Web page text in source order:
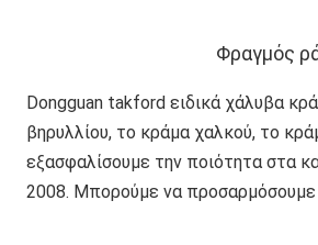
Φραγμός
Dongguan takford ειδικά χάλυβα
βηρυλλίου, το κράμα χαλκού, το
εξασφαλίσουμε την ποιότητα στα
2008. Μπορούμε να προσαρμόσουμε